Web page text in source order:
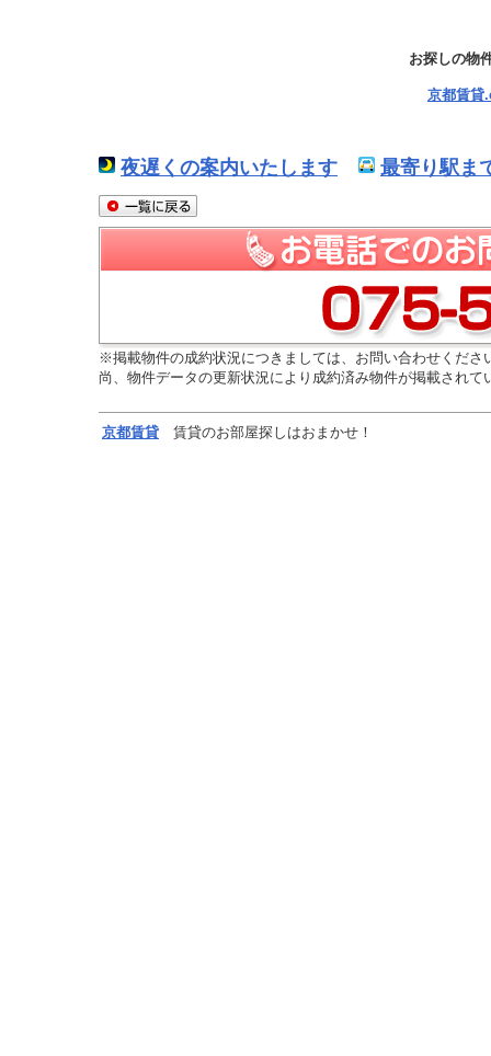
お探しの物
京都賃貸
夜遅くの案内いたします 最寄り駅ま
※掲載物件の成約状況につきましては、お問い合わせくださ
尚、物件データの更新状況により成約済み物件が掲載され
京都賃貸 賃貸のお部屋探しはおまかせ！